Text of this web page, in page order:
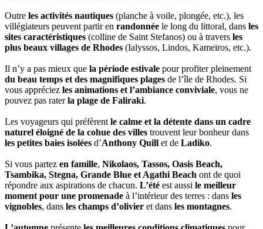
Outre les activités nautiques (planche à voile, plongée, etc.), les
villégiateurs peuvent partir en randonnée le long du littoral, dans les
sites caractéristiques (colline de Saint Stefanos) ou à travers les
plus beaux villages de Rhodes (Ialyssos, Lindos, Kameiros, etc.).
Il n’y a pas mieux que la période estivale pour profiter pleinement
du beau temps et des magnifiques plages de l’île de Rhodes. Si
vous appréciez les animations et l’ambiance conviviale, vous ne
pouvez pas raterla plage de Faliraki.
Les voyageurs qui préfèrent le calme et la détente dans un cadre
naturel éloigné de la cohue des villes trouvent leur bonheur dans
les petites baies isolées d’Anthony Quill et de Ladiko.
Si vous partez en famille, Nikolaos, Tassos, Oasis Beach,
Tsambika, Stegna, Grande Blue et Agathi Beach ont de quoi
répondre aux aspirations de chacun. L’été est aussi le meilleur
moment pour une promenade à l’intérieur des terres : dans les
vignobles, dans les champs d’olivier et dans les montagnes.